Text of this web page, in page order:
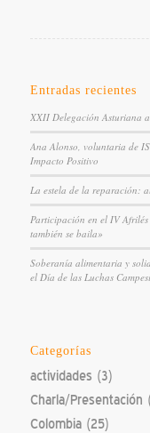
Entradas recientes
XXII Delegación Asturiana
Ana Alonso, voluntaria de
Impacto Positivo
La estela de la reparación:
Participación en el IV
también se baila»
Soberanía alimentaria y
el Día de las Luchas
Categorías
actividades (3)
Charla/Presentación
Colombia(25)